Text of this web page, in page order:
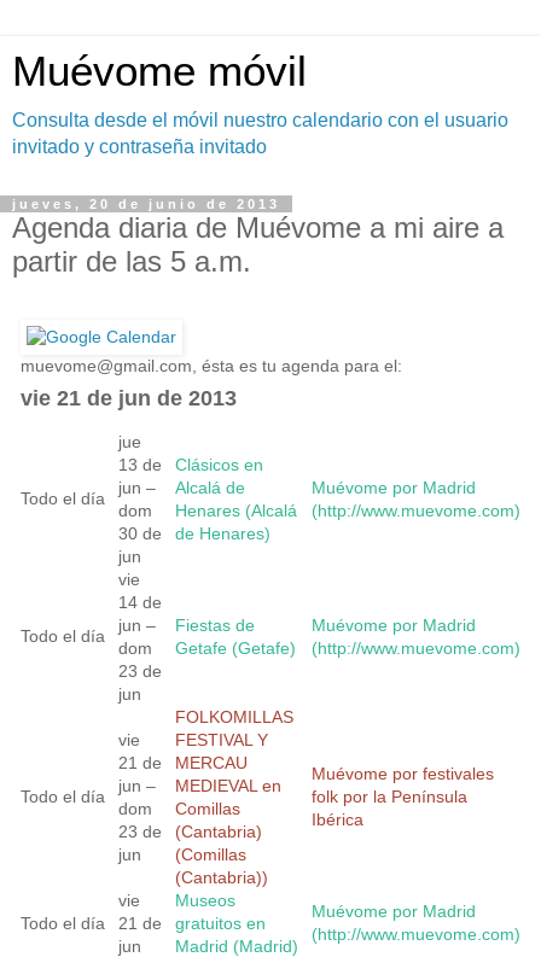
Muévome móvil
Consulta desde el móvil nuestro calendario con el usuario
invitado y contraseña invitado
jueves, 20 de junio de 2013
Agenda diaria de Muévome a mi aire a
partir de las 5 a.m.
muevome@gmail.com , ésta es tu agenda para el:
vie 21 de jun de 2013
Todo el día
jue
13 de
jun –
dom
30 de
jun
Clásicos en
Alcalá de
Henares (Alcalá
de Henares)
Muévome por Madrid
(http://www.muevome.com)
Todo el día
vie
14 de
jun –
dom
23 de
jun
Fiestas de
Getafe (Getafe)
Muévome por Madrid
(http://www.muevome.com)
Todo el día
vie
21 de
jun –
dom
23 de
jun
FOLKOMILLAS
FESTIVAL Y
MERCAU
MEDIEVAL en
Comillas
(Cantabria)
(Comillas
(Cantabria))
Muévome por festivales
folk por la Península
Ibérica
Todo el día
vie
21 de
jun
Museos
gratuitos en
Madrid (Madrid)
Muévome por Madrid
(http://www.muevome.com)